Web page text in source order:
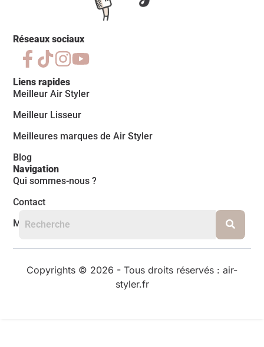
Réseaux sociaux
Liens rapides
Meilleur Air Styler
Meilleur Lisseur
Meilleures marques de Air Styler
Blog
Navigation
Qui sommes-nous ?
Contact
Mentions légales
Copyrights © 2026 - Tous droits réservés : air-
styler.fr